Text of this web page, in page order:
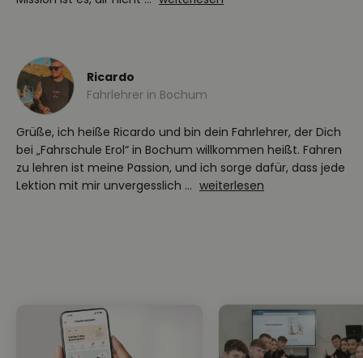
Ricardo
Fahrlehrer in Bochum
Grüße, ich heiße Ricardo und bin dein Fahrlehrer, der Dich
bei „Fahrschule Erol“ in Bochum willkommen heißt. Fahren
zu lehren ist meine Passion, und ich sorge dafür, dass jede
Lektion mit mir unvergesslich ... weiterlesen